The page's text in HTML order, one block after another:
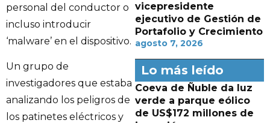
personal del conductor o
incluso introducir
‘malware’ en el dispositivo.
Un grupo de
investigadores que estaba
analizando los peligros de
los patinetes eléctricos y
vicepresidente
ejecutivo de Gestión de
Portafolio y Crecimiento
agosto 7, 2026
Lo más leído
Coeva de Ñuble da luz
verde a parque eólico
de US$172 millones de